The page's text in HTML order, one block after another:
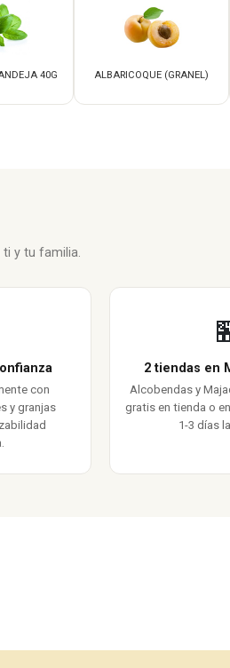
40G ALBARICOQUE (GRANEL)
ti y tu familia.
con
y granjas
2 tiendas en
Alcobendas y
gratis en tienda o
1-3 días